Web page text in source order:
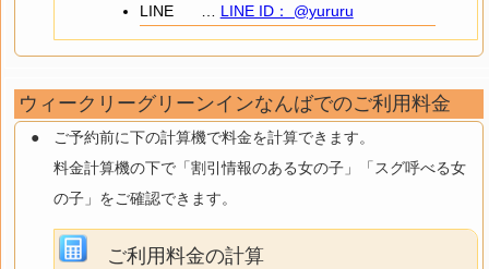
LINE
LINE ID： @yururu
ウィークリーグリーンインなんばでのご利用料金
ご予約前に下の計算機で料金を計算できます。
料金計算機の下で「割引情報のある女の子」「スグ呼べる女
の子」をご確認できます。
ご利用料金の計算